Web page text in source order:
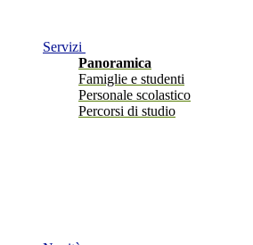
Servizi
Panoramica
Famiglie e studenti
Personale scolastico
Percorsi di studio